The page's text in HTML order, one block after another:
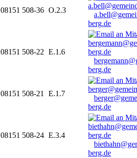
08151 508-36 O.2.3
berg.de
08151 508-22 E.1.6
berg.de
08151 508-21 E.1.7
berg.de
08151 508-24 E.3.4
berg.de